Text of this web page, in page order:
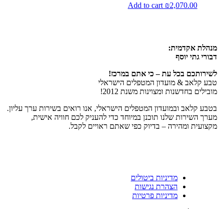
₪2,070.00
Add to cart
מנהלת אקדמית:
דבורי גתי יוסף
לשירותכם בכל עת – כי אתם במרכז!
טבע קלאב & מועדון המטפלים הישראלי
מובילים בחדשנות ומצוינות משנת 2012!
בטבע קלאב ובמועדון המטפלים הישראלי, אנו רואים בשירות ערך עליון.
מערך השירות שלנו תוכנן במיוחד כדי להעניק לכם חוויה אישית,
מקצועית ומהירה – בדיוק כפי שאתם ראויים לקבל.
מדיניות ביטולים
הצהרת נגישות
מדיניות פרטיות